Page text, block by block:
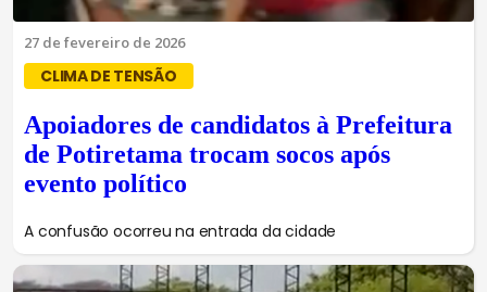
27 de fevereiro de 2026
CLIMA DE TENSÃO
Apoiadores de candidatos à Prefeitura
de Potiretama trocam socos após
evento político
A confusão ocorreu na entrada da cidade